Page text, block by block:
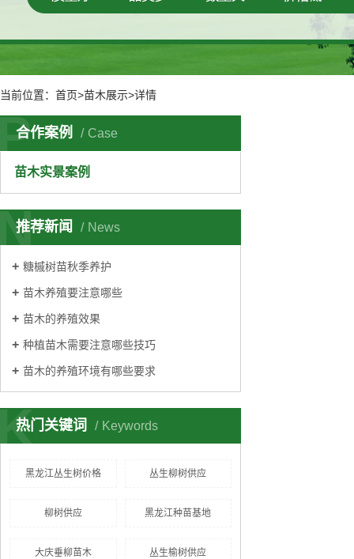
当前位置： 首页>苗木展示>详情
合作案例 Case
苗木实景案例
推荐新闻 News
糖槭树苗秋季养护
苗木养殖要注意哪些
苗木的养殖效果
种植苗木需要注意哪些技巧
苗木的养殖环境有哪些要求
热门关键词 Keywords
黑龙江丛生树价格 丛生柳树供应
柳树供应 黑龙江种苗基地
大庆垂柳苗木 丛生榆树供应